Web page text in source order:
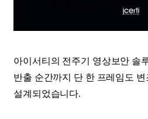
아이서티의 전주기 영상보안 솔
반출 순간까지 단 한 프레임도
설계되었습니다.